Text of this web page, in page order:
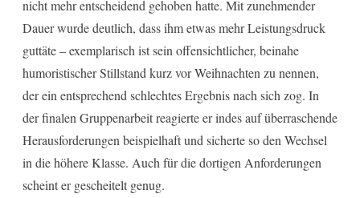
nicht mehr entscheidend gehoben hatte. Mit zunehmender
Dauer wurde deutlich, dass ihm etwas mehr Leistungsdruck
guttäte – exemplarisch ist sein offensichtlicher, beinahe
humoristischer Stillstand kurz vor Weihnachten zu nennen,
der ein entsprechend schlechtes Ergebnis nach sich zog. In
der finalen Gruppenarbeit reagierte er indes auf überraschende
Herausforderungen beispielhaft und sicherte so den Wechsel
in die höhere Klasse. Auch für die dortigen Anforderungen
scheint er gescheitelt genug.